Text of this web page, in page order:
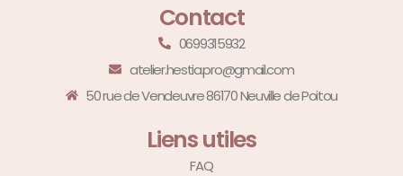
Contact
0699315932
atelier.hestia.pro@gmail.com
50 rue de Vendeuvre 86170 Neuville de Poitou
Liens utiles
FAQ